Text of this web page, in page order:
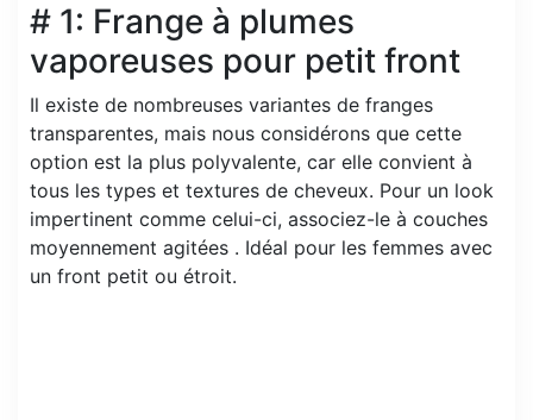
# 1: Frange à plumes
vaporeuses pour petit front
Il existe de nombreuses variantes de franges
transparentes, mais nous considérons que cette
option est la plus polyvalente, car elle convient à
tous les types et textures de cheveux. Pour un look
impertinent comme celui-ci, associez-le à couches
moyennement agitées . Idéal pour les femmes avec
un front petit ou étroit.